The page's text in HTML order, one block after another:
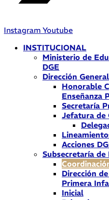
Instagram Youtube
INSTITUCIONAL
Ministerio de
DGE
Dirección
Honorable
Enseñanza
Secretaría
Jefatura de
Acciones
Subsecretaría de
Dirección
Primera
Inicial